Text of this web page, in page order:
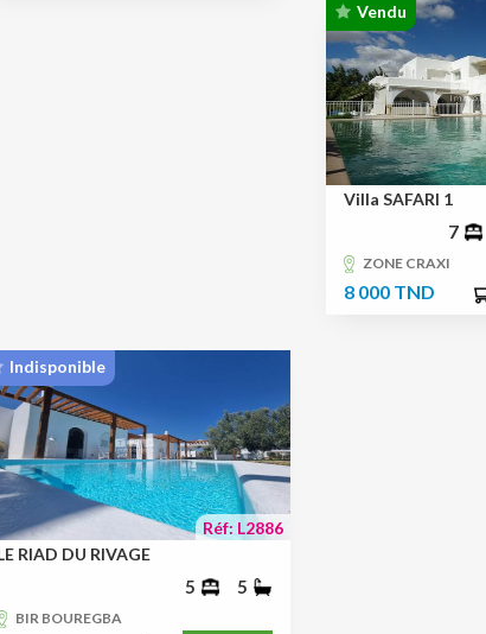
Vendu
Villa SAFARI 1
7
ZONE CRAXI
8 000 TND
Indisponible
Réf: L2886
RIAD DU RIVAGE
5 5
BIR BOUREGBA